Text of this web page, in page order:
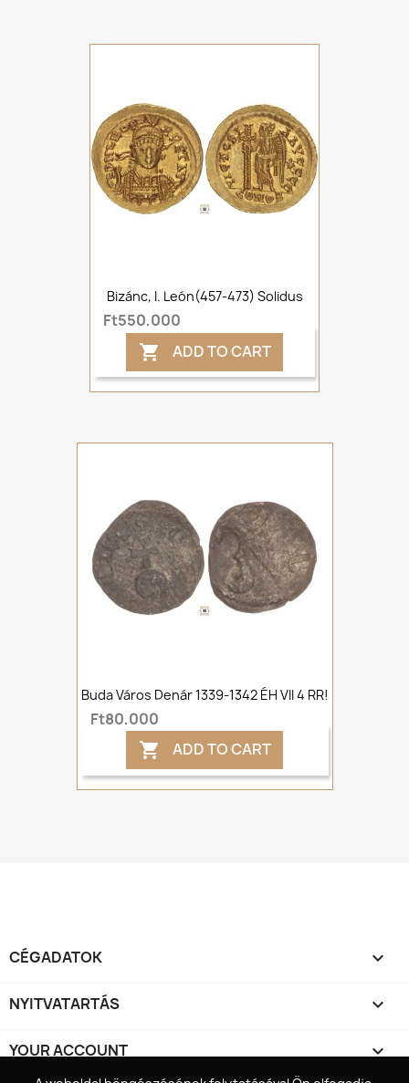
Bizánc, I. León(457-473) Solidus
Ft550,000
 ADD TO CART
Buda Város Denár 1339-1342 ÉH VII 4 RR!
Ft80,000
 ADD TO CART
CÉGADATOK 
NYITVATARTÁS 
YOUR ACCOUNT 